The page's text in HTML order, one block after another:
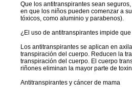
Que los antitranspirantes sean
en que los niños pueden comenzar a
tóxicos, como aluminio y parabenos).
¿El uso de antitranspirantes impide
Los antitranspirantes se aplican en
transpiración del cuerpo. Reducen la
transpiración del cuerpo. El cuerpo
riñones eliminan la mayor parte de
Antitranspirantes y cáncer de mama